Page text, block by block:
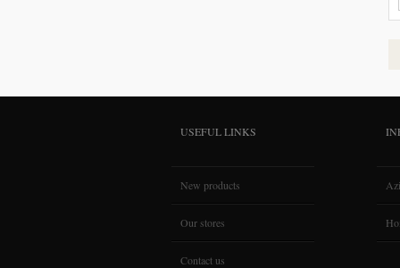
USEFUL LINKS
New products
Our stores
Contact us